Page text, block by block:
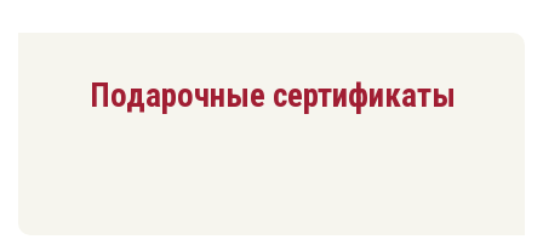
Подарочные сертификаты